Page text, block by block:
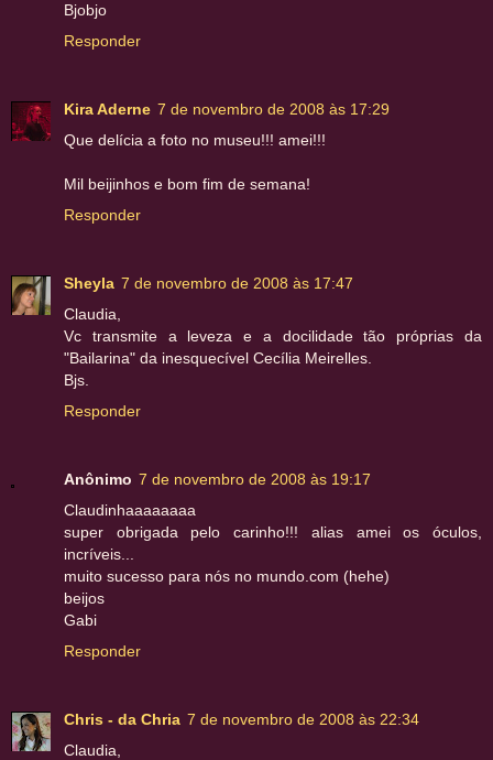
Bjobjo
Responder
Kira Aderne 7 de novembro de 2008 às 17:29
Que delícia a foto no museu!!! amei!!!
Mil beijinhos e bom fim de semana!
Responder
Sheyla 7 de novembro de 2008 às 17:47
Claudia,
Vc transmite a leveza e a docilidade tão próprias da
"Bailarina" da inesquecível Cecília Meirelles.
Bjs.
Responder
Anônimo 7 de novembro de 2008 às 19:17
Claudinhaaaaaaaa
super obrigada pelo carinho!!! alias amei os óculos,
incríveis...
muito sucesso para nós no mundo.com (hehe)
beijos
Gabi
Responder
Chris - da Chria 7 de novembro de 2008 às 22:34
Claudia,